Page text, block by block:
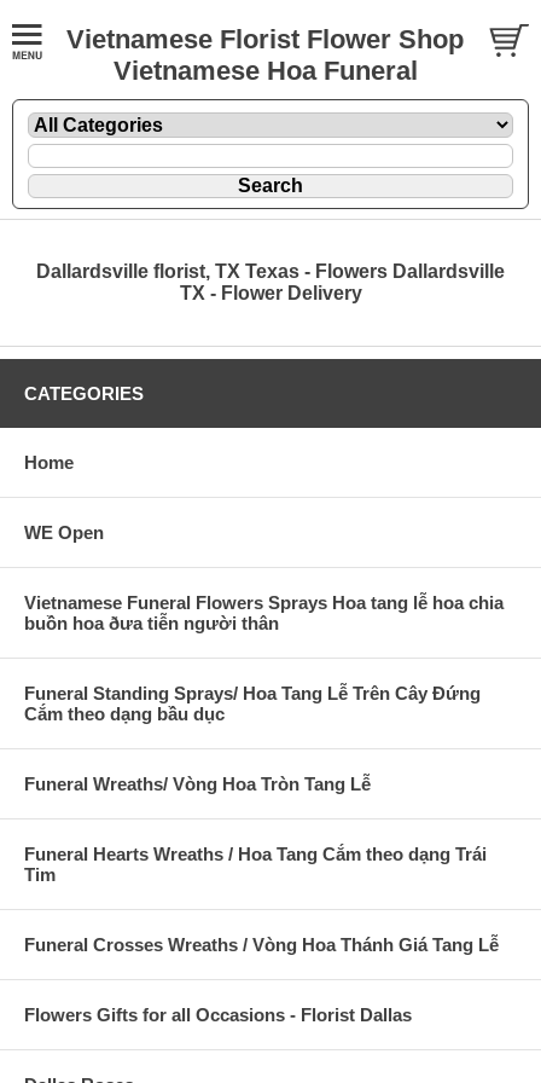
Vietnamese Florist Flower Shop
Vietnamese Hoa Funeral
Dallardsville florist, TX Texas - Flowers Dallardsville
TX - Flower Delivery
CATEGORIES
Home
WE Open
Vietnamese Funeral Flowers Sprays Hoa tang lễ hoa chia
buồn hoa ðưa tiễn người thân
Funeral Standing Sprays/ Hoa Tang Lễ Trên Cây Đứng
Cắm theo dạng bầu dục
Funeral Wreaths/ Vòng Hoa Tròn Tang Lễ
Funeral Hearts Wreaths / Hoa Tang Cắm theo dạng Trái
Tim
Funeral Crosses Wreaths / Vòng Hoa Thánh Giá Tang Lễ
Flowers Gifts for all Occasions - Florist Dallas